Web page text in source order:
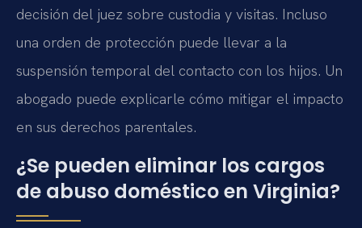
decisión del juez sobre custodia y visitas. Incluso
una orden de protección puede llevar a la
suspensión temporal del contacto con los hijos. Un
abogado puede explicarle cómo mitigar el impacto
en sus derechos parentales.
¿Se pueden eliminar los cargos
de abuso doméstico en Virginia?